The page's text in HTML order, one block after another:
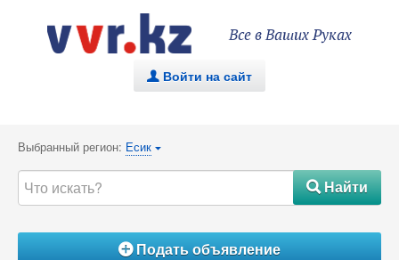
Все в Ваших Руках
. Войти на сайт
Выбранный регион: Есик {
#Найти
ÁПодать объявление